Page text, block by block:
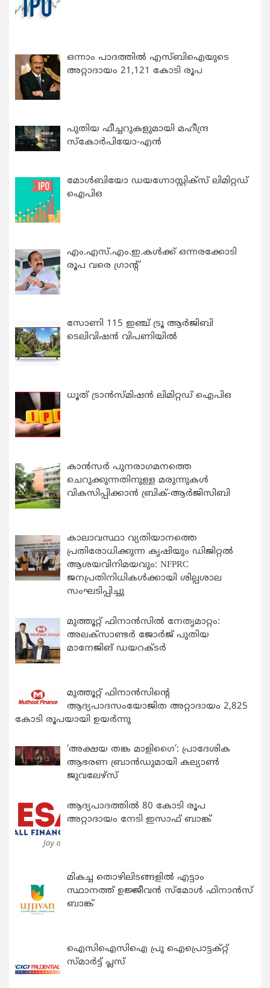
ഒന്നാം പാദത്തിൽ എസ്ബിഐയുടെ
അറ്റാദായം 21,121 കോടി രൂപ
പുതിയ ഫീച്ചറുകളുമായി മഹീന്ദ്ര
സ്കോർപിയോ-എൻ
മോൾബിയോ ഡയഗ്നോസ്റ്റിക്സ് ലിമിറ്റഡ്
ഐപിഒ
എം.എസ്.എം.ഇ.കൾക്ക് ഒന്നരക്കോടി
രൂപ വരെ ഗ്രാന്റ്
സോണി 115 ഇഞ്ച് ട്രൂ ആർജിബി
ടെലിവിഷൻ വിപണിയിൽ
ധൂത് ട്രാൻസ്മിഷൻ ലിമിറ്റഡ് ഐപിഒ
കാന്‍സര്‍ പുനരാഗമനത്തെ
ചെറുക്കുന്നതിനുള്ള മരുന്നുകള്‍
വികസിപ്പിക്കാന്‍ ബ്രിക്-ആര്‍ജിസിബി
കാലാവസ്ഥാ വ്യതിയാനത്തെ
പ്രതിരോധിക്കുന്ന കൃഷിയും ഡിജിറ്റൽ
ആശയവിനിമയവും: NFPRC
ജനപ്രതിനിധികൾക്കായി ശില്പശാല
സംഘടിപ്പിച്ചു
മുത്തൂറ്റ് ഫിനാൻസിൽ നേതൃമാറ്റം:
അലക്സാണ്ടർ ജോർജ് പുതിയ
മാനേജിങ് ഡയറക്ടർ
മുത്തൂറ്റ് ഫിനാൻസിന്റെ
ആദ്യപാദസംയോജിത അറ്റാദായം 2,825
കോടി രൂപയായി ഉയർന്നു
‘അക്ഷയ തങ്ക മാളിഗൈ’: പ്രാദേശിക
ആഭരണ ബ്രാന്‍ഡുമായി കല്യാണ്‍
ജുവലേഴ്‌സ്
ആദ്യപാദത്തിൽ 80 കോടി രൂപ
അറ്റാദായം നേടി ഇസാഫ് ബാങ്ക്
മികച്ച തൊഴിലിടങ്ങളിൽ എട്ടാം
സ്ഥാനത്ത് ഉജ്ജീവൻ സ്മോൾ ഫിനാൻസ്
ബാങ്ക്
ഐസിഐസിഐ പ്രു ഐപ്രൊട്ടക്റ്റ്
സ്മാർട്ട് പ്ലസ്